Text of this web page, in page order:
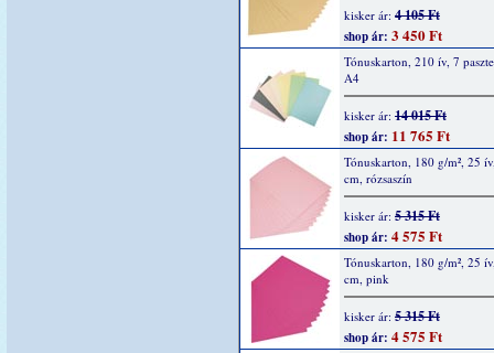
kisker ár: 4 105 Ft
shop ár: 3 450 Ft
Tónuskarton, 210 ív, 7
A4
kisker ár: 14 015 Ft
shop ár: 11 765 Ft
Tónuskarton, 180 g/m², 25
cm, rózsaszín
kisker ár: 5 315 Ft
shop ár: 4 575 Ft
Tónuskarton, 180 g/m², 25
cm, pink
kisker ár: 5 315 Ft
shop ár: 4 575 Ft